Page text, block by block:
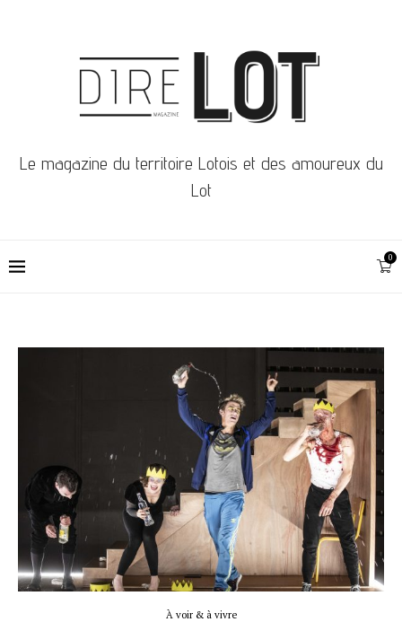
Le magazine du territoire Lotois et des amoureux du
Lot
0
À voir & à vivre